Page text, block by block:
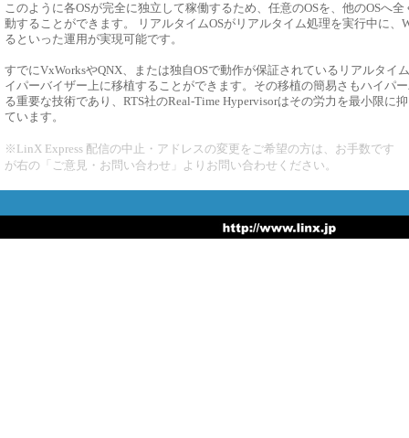
このように各OSが完全に独立して稼働するため、任意のOSを、他のOSへ
動することができます。 リアルタイムOSがリアルタイム処理を実行中に、
るといった運用が実現可能です。
すでにVxWorksやQNX、または独自OSで動作が保証されているリアルタイ
イパーバイザー上に移植することができます。その移植の簡易さもハイパ
る重要な技術であり、RTS社のReal-Time Hypervisorはその労力を最小限に
ています。
※LinX Express 配信の中止・アドレスの変更をご希望の方は、お手数です
が右の「ご意見・お問い合わせ」よりお問い合わせください。